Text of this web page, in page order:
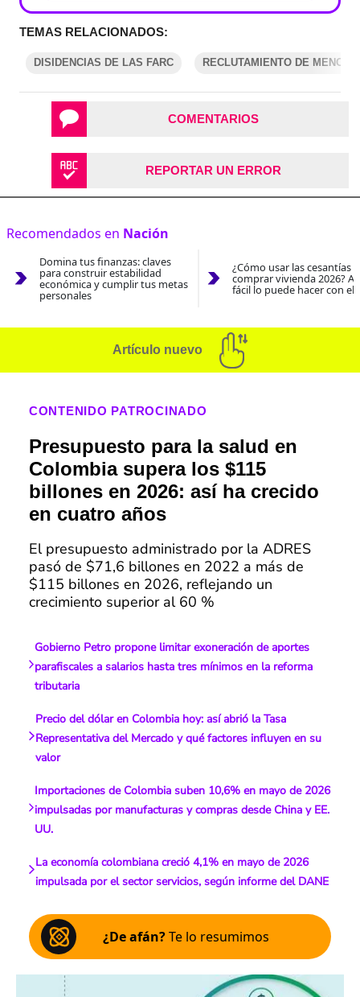
TEMAS RELACIONADOS:
DISIDENCIAS DE LAS FARC RECLUTAMIENTO DE
COMENTARIOS
REPORTAR UN ERROR
Recomendados en Nación
Domina tus finanzas: claves
para construir estabilidad
económica y cumplir tus metas
personales
¿Cómo usar las cesantías
comprar vivienda 2026?
fácil lo puede hacer con el
Artículo nuevo
CONTENIDO PATROCINADO
Presupuesto para la salud en
Colombia supera los $115
billones en 2026: así ha crecido
en cuatro años
El presupuesto administrado por la ADRES
pasó de $71,6 billones en 2022 a más de
$115 billones en 2026, reflejando un
crecimiento superior al 60 %
Gobierno Petro propone limitar exoneración de aportes
parafiscales a salarios hasta tres mínimos en la reforma
tributaria
Precio del dólar en Colombia hoy: así abrió la Tasa
Representativa del Mercado y qué factores influyen en su
valor
Importaciones de Colombia suben 10,6% en mayo de 2026
impulsadas por manufacturas y compras desde China y EE.
UU.
La economía colombiana creció 4,1% en mayo de 2026
impulsada por el sector servicios, según informe del DANE
¿De afán?Te lo resumimos